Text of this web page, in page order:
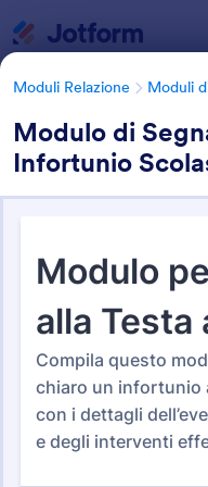
Moduli Relazione Moduli
Modulo di
Infortunio
Moduli di
Incidenti
124 Template
Categorie Template